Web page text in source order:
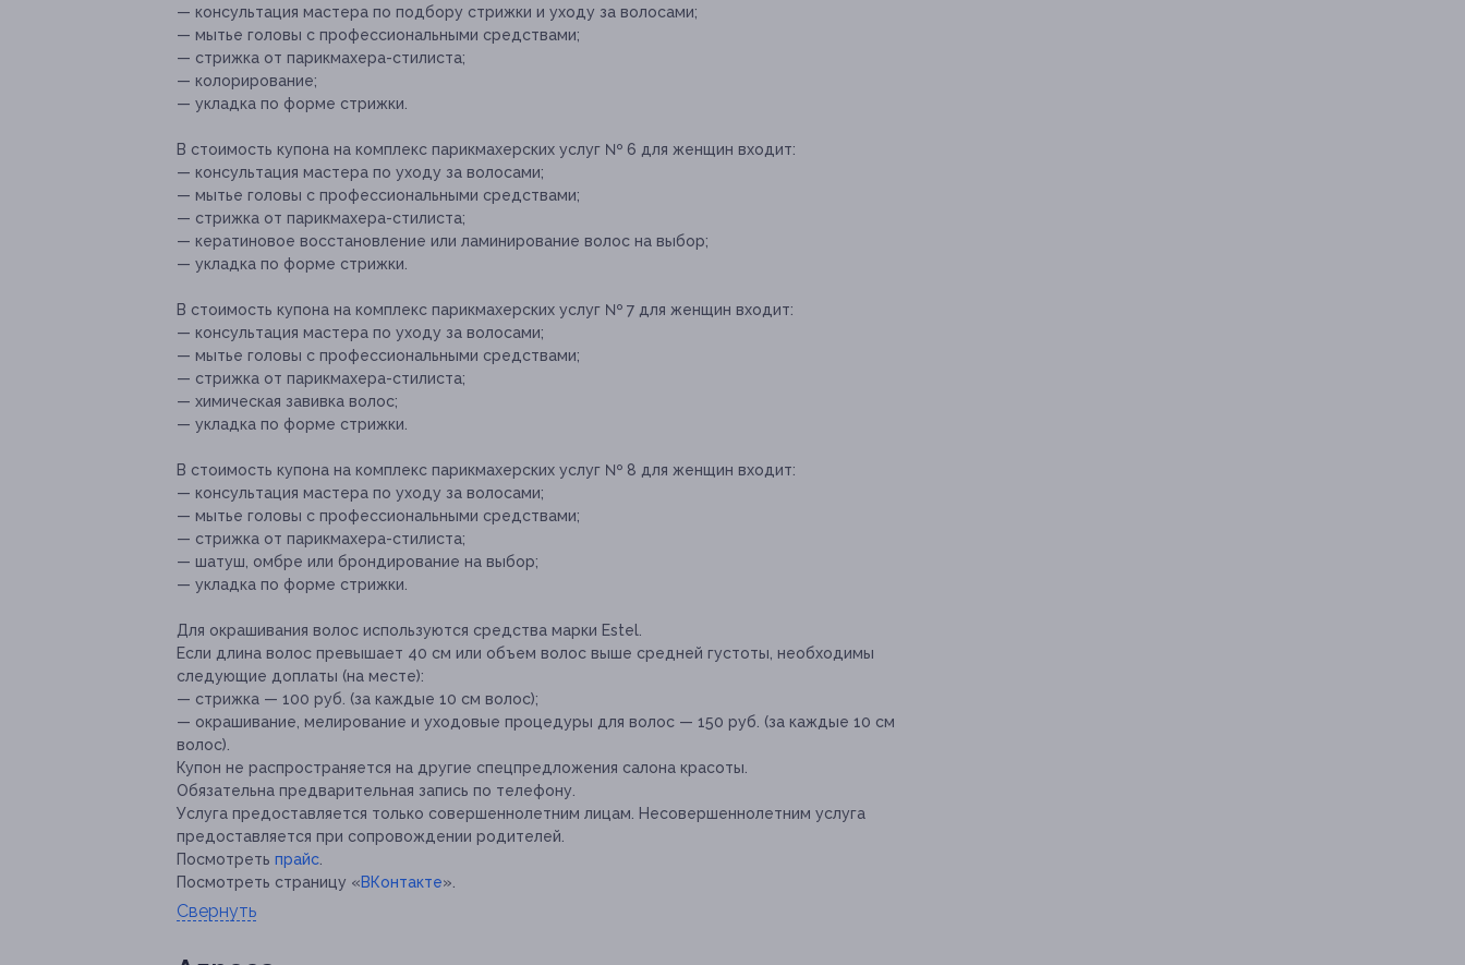
— консультация мастера по подбору стрижки и уходу за волосами;
— мытье головы с профессиональными средствами;
— стрижка от парикмахера-стилиста;
— колорирование;
— укладка по форме стрижки.
В стоимость купона на комплекс парикмахерских услуг № 6 для женщин входит:
— консультация мастера по уходу за волосами;
— мытье головы с профессиональными средствами;
— стрижка от парикмахера-стилиста;
— кератиновое восстановление или ламинирование волос на выбор;
— укладка по форме стрижки.
В стоимость купона на комплекс парикмахерских услуг № 7 для женщин входит:
— консультация мастера по уходу за волосами;
— мытье головы с профессиональными средствами;
— стрижка от парикмахера-стилиста;
— химическая завивка волос;
— укладка по форме стрижки.
В стоимость купона на комплекс парикмахерских услуг № 8 для женщин входит:
— консультация мастера по уходу за волосами;
— мытье головы с профессиональными средствами;
— стрижка от парикмахера-стилиста;
— шатуш, омбре или брондирование на выбор;
— укладка по форме стрижки.
Для окрашивания волос используются средства марки Estel.
Если длина волос превышает 40 см или объем волос выше средней густоты, необходимы
следующие доплаты (на месте):
— стрижка — 100 руб. (за каждые 10 см волос);
— окрашивание, мелирование и уходовые процедуры для волос — 150 руб. (за каждые 10 см
волос).
Купон не распространяется на другие спецпредложения салона красоты.
Обязательна предварительная запись по телефону.
Услуга предоставляется только совершеннолетним лицам. Несовершеннолетним услуга
предоставляется при сопровождении родителей.
Посмотреть прайс
Посмотреть страницу «ВКонтакте».
Свернуть